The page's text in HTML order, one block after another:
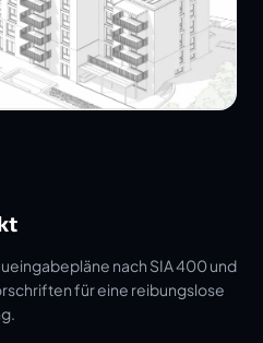
nach SIA 400 und
für eine reibungslose